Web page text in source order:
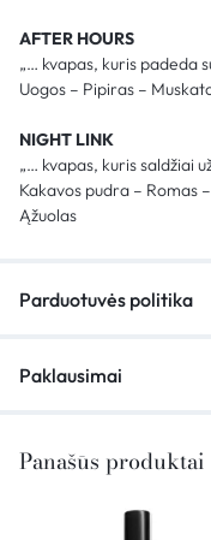
AFTER HOURS
„… kvapas, kuris padeda
Uogos – Pipiras –
NIGHT LINK
„… kvapas, kuris saldžiai
Kakavos pudra – Romas
Ąžuolas
Parduotuvės politika
Paklausimai
Panašūs produktai